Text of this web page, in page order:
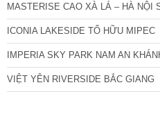
MASTERISE CAO XÀ LÁ – HÀ NỘI
ICONIA LAKESIDE TỐ HỮU MIPEC
IMPERIA SKY PARK NAM AN
VIỆT YÊN RIVERSIDE BẮC GIANG